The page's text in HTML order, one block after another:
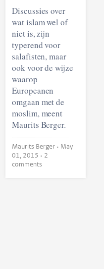
Discussies over
wat islam wel of
niet is, zijn
typerend voor
salafisten, maar
ook voor de wijze
waarop
Europeanen
omgaan met de
moslim, meent
Maurits Berger.
Maurits Berger • May
01, 2015 • 2
comments